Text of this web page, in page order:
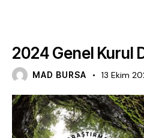
2024 Genel Kurul
MAD BURSA 13 Ekim